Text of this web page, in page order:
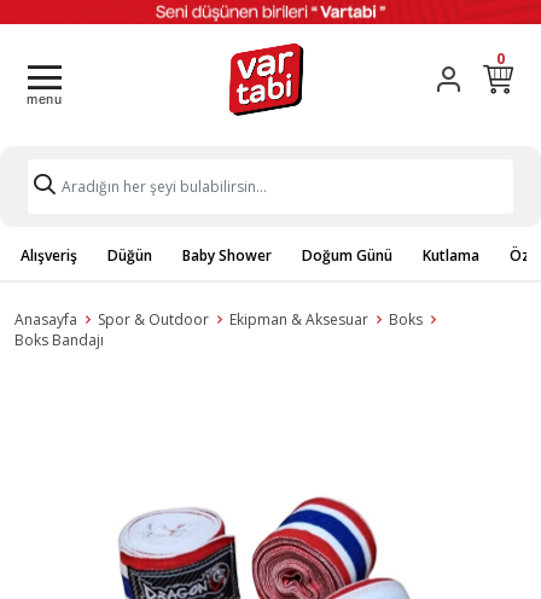
0
Alışveriş Düğün Baby Shower Doğum Günü Kutlama
Anasayfa Spor & Outdoor Ekipman & Aksesuar
Boks
Boks Bandajı